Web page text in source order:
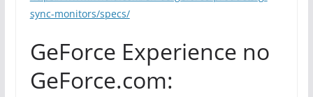
sync-monitors/specs/
GeForce Experience no
GeForce.com: